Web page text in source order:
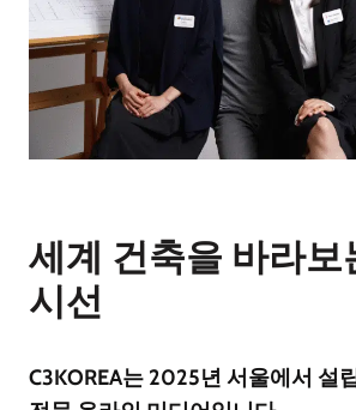
세계 건축을 바라보
시선
C3KOREA는 2025년 서울에서 설